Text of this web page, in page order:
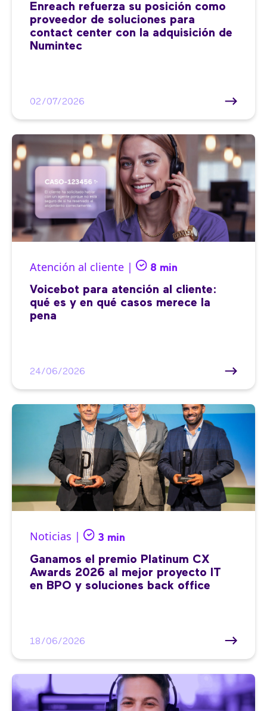
Enreach refuerza su posición como
proveedor de soluciones para
contact center con la adquisición de
Numintec
02/07/2026
Atención al cliente | 8 min
Voicebot para atención al cliente:
qué es y en qué casos merece la
pena
24/06/2026
Noticias | 3 min
Ganamos el premio Platinum CX
Awards 2026 al mejor proyecto IT
en BPO y soluciones back office
18/06/2026